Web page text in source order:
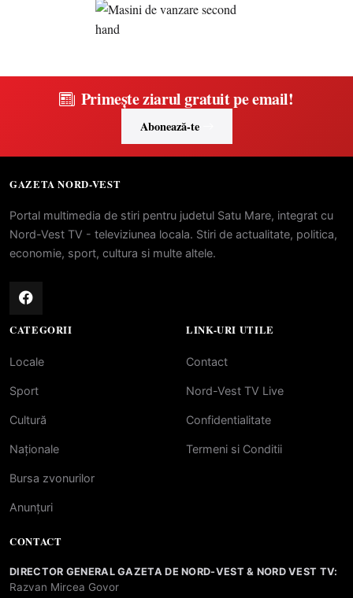
Primește ziarul gratuit pe email!
Abonează-te
GAZETA NORD-VEST
Portal multimedia de stiri pentru judetul Satu Mare, integrat cu
Nord-Vest TV - televiziunea locala. Stiri de actualitate, politica,
economie, sport, cultura si multe altele.
CATEGORII
Locale
Sport
Cultură
Naționale
Bursa zvonurilor
Anunțuri
LINK-URI UTILE
Contact
Nord-Vest TV Live
Confidentialitate
Termeni si Conditii
CONTACT
DIRECTOR GENERAL GAZETA DE NORD-VEST & NORD VEST TV:
Razvan Mircea Govor